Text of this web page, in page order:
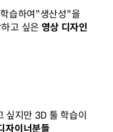
습하여"생산성"을
고 싶은 영상 디자인
싶지만 3D 툴 학습이
자이너분들